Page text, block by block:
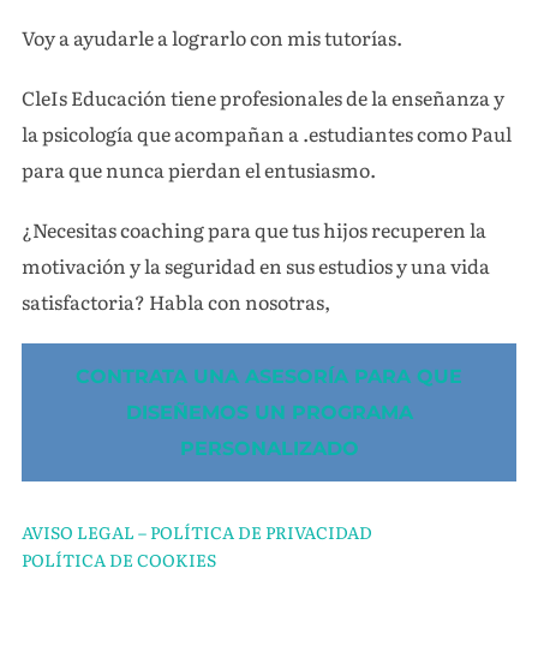
Voy a ayudarle a lograrlo con mis tutorías.
CleIs Educación tiene profesionales de la enseñanza y
la psicología que acompañan a .estudiantes como Paul
para que nunca pierdan el entusiasmo.
¿Necesitas coaching para que tus hijos recuperen la
motivación y la seguridad en sus estudios y una vida
satisfactoria? Habla con nosotras,
CONTRATA UNA ASESORÍA PARA QUE
DISEÑEMOS UN PROGRAMA
PERSONALIZADO
AVISO LEGAL – POLÍTICA DE PRIVACIDAD
POLÍTICA DE COOKIES